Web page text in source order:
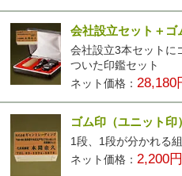
会社設立セット＋ゴ
会社設立3本セットに
ついた印鑑セット
ネット価格： 28,180
ゴム印（ユニット印）
1段、1段が分かれる
ネット価格：2,200